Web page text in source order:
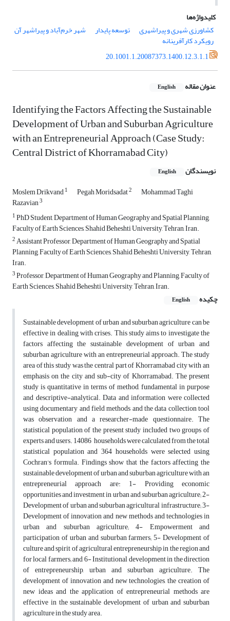
کلیدواژه‌ها
کشاورزی شهری و پیراشهری
توسعه پایدار شهر خرم‌آباد و پیراشهر آن
رویکرد کارآفرینانه
20.1001.1.20087373.1400.12.3.1.1
عنوان مقاله English
Identifying the Factors Affecting the Sustainable
Development of Urban and Suburban Agriculture
with an Entrepreneurial Approach (Case Study:
Central District of Khorramabad City)
نویسندگان English
Moslem Drikvand1 Pegah Moridsadat2 Mohammad Taghi
Razavian3
1PhD Student, Department of Human Geography and Spatial Planning,
Faculty of Earth Sciences, Shahid Beheshti University, Tehran, Iran.
2Assistant Professor, Department of Human Geography and Spatial
Planning, Faculty of Earth Sciences, Shahid Beheshti University, Tehran,
Iran.
3Professor, Department of Human Geography and Planning, Faculty of
Earth Sciences, Shahid Beheshti University, Tehran, Iran.
چکیده
English
Sustainable development of urban and suburban agriculture can be
effective in dealing with crises. This study aims to investigate the
factors affecting the sustainable development of urban and
suburban agriculture with an entrepreneurial approach. The study
area of this study was the central part of Khorramabad city with an
emphasis on the city and sub-city of Khorramabad. The present
study is quantitative in terms of method, fundamental in purpose
and descriptive-analytical. Data and information were collected
using documentary and field methods and the data collection tool
was observation and a researcher-made questionnaire. The
statistical population of the present study included two groups of
experts and users. 14086 households were calculated from the total
statistical population and 364 households were selected using
Cochran's formula. Findings show that the factors affecting the
sustainable development of urban and suburban agriculture with an
entrepreneurial approach are: 1- Providing economic
opportunities and investment in urban and suburban agriculture; 2-
Development of urban and suburban agricultural infrastructure; 3-
Development of innovation and new methods and technologies in
urban and suburban agriculture; 4- Empowerment and
participation of urban and suburban farmers; 5- Development of
culture and spirit of agricultural entrepreneurship in the region and
for local farmers; and 6- Institutional development in the direction
of entrepreneurship, urban and suburban agriculture. The
development of innovation and new technologies, the creation of
new ideas and the application of entrepreneurial methods are
effective in the sustainable development of urban and suburban
agriculture in the study area.